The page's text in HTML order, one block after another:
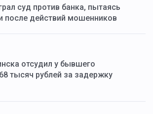
суд против банка, пытаясь
после действий мошенников
отсудил у бывшего
тысяч рублей за задержку